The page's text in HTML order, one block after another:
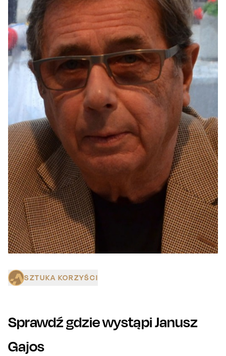
SZTUKA KORZYŚCI
Sprawdź gdzie wystąpiJanusz
Gajos